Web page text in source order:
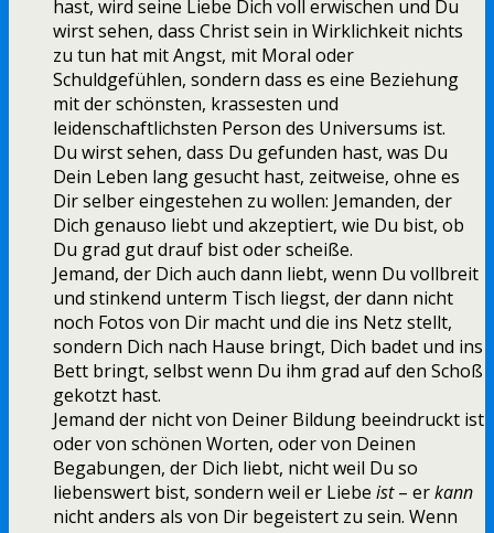
hast, wird seine Liebe Dich voll erwischen und Du
wirst sehen, dass Christ sein in Wirklichkeit nichts
zu tun hat mit Angst, mit Moral oder
Schuldgefühlen, sondern dass es eine Beziehung
mit der schönsten, krassesten und
leidenschaftlichsten Person des Universums ist.
Du wirst sehen, dass Du gefunden hast, was Du
Dein Leben lang gesucht hast, zeitweise, ohne es
Dir selber eingestehen zu wollen: Jemanden, der
Dich genauso liebt und akzeptiert, wie Du bist, ob
Du grad gut drauf bist oder scheiße.
Jemand, der Dich auch dann liebt, wenn Du vollbreit
und stinkend unterm Tisch liegst, der dann nicht
noch Fotos von Dir macht und die ins Netz stellt,
sondern Dich nach Hause bringt, Dich badet und ins
Bett bringt, selbst wenn Du ihm grad auf den Schoß
gekotzt hast.
Jemand der nicht von Deiner Bildung beeindruckt ist
oder von schönen Worten, oder von Deinen
Begabungen, der Dich liebt, nicht weil Du so
liebenswert bist, sondern weil er Liebe ist– erkann
nicht anders als von Dir begeistert zu sein. Wenn